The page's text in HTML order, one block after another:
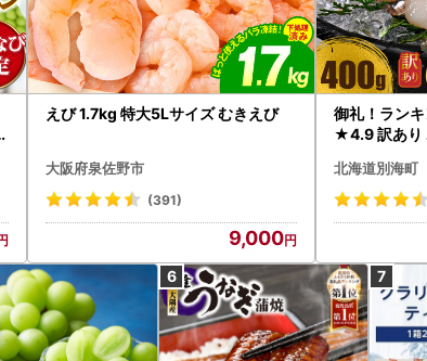
えび 1.7kg 特大5Lサイズ むきえび
大阪府泉佐野市
(391)
9,000
御礼！ラン
★4.9 訳あり
北海道別海町